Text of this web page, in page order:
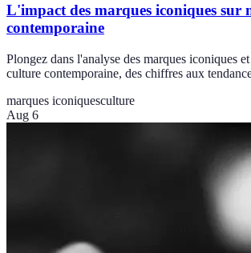
L'impact des marques iconiques sur
contemporaine
Plongez dans l'analyse des marques iconiques
culture contemporaine, des chiffres aux
marques iconiquesculture
Aug 6